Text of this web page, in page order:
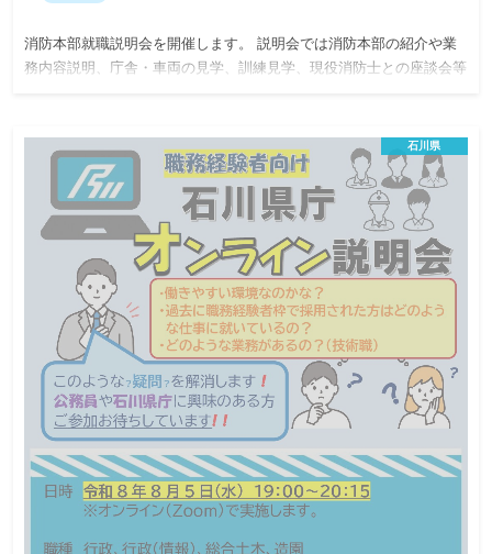
消防本部就職説明会を開催します。 説明会では消防本部の紹介や業
務内容説明、庁舎・車両の見学、訓練見学、現役消防士との座談会等
石川県